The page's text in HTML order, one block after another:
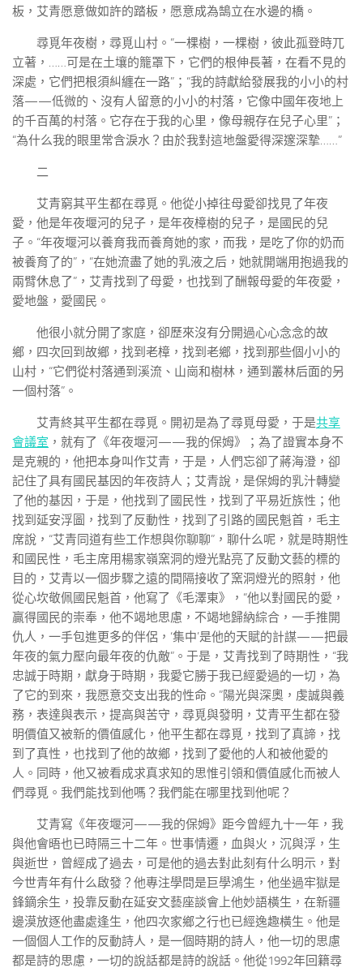
板，艾青愿意做如許的踏板，愿意成為鵠立在水邊的橋。
尋覓年夜樹，尋覓山村。“一棵樹，一棵樹，彼此孤登時兀
立著，……可是在土壤的籠罩下，它們的根伸長著，在看不見的
深處，它們把根須糾纏在一路”；“我的詩獻給發展我的小小的村
落——低微的、沒有人留意的小小的村落，它像中國年夜地上
的千百萬的村落。它存在于我的心里，像母親存在兒子心里”；
“為什么我的眼里常含淚水？由於我對這地盤愛得深邃深摯……”
二
艾青窮其平生都在尋覓。他從小掉往母愛卻找見了年夜
愛，他是年夜堰河的兒子，是年夜樟樹的兒子，是國民的兒
子。“年夜堰河以養育我而養育她的家，而我，是吃了你的奶而
被養育了的”，“在她流盡了她的乳液之后，她就開端用抱過我的
兩臂休息了”，艾青找到了母愛，也找到了酬報母愛的年夜愛，
愛地盤，愛國民。
他很小就分開了家庭，卻歷來沒有分開過心心念念的故
鄉，四次回到故鄉，找到老樟，找到老鄉，找到那些個小小的
山村，“它們從村落通到溪流、山崗和樹林，通到叢林后面的另
一個村落”。
艾青終其平生都在尋覓。開初是為了尋覓母愛，于是共享
會議室 ，就有了《年夜堰河——我的保姆》；為了證實本身不
是克親的，他把本身叫作艾青，于是，人們忘卻了蔣海澄，卻
記住了具有國民基因的年夜詩人；艾青說，是保姆的乳汁轉變
了他的基因，于是，他找到了國民性，找到了平易近族性；他
找到延安浮圖，找到了反動性，找到了引路的國民魁首，毛主
席說，“艾青同道有些工作想與你聊聊”，聊什么呢，就是時期性
和國民性，毛主席用楊家嶺窯洞的燈光點亮了反動文藝的標的
目的，艾青以一個步驟之遠的間隔接收了窯洞燈光的照射，他
從心坎敬佩國民魁首，他寫了《毛澤東》，“他以對國民的愛，
贏得國民的崇奉，他不竭地思慮，不竭地歸納綜合，一手推開
仇人，一手包進更多的伴侶，‘集中’是他的天賦的計謀——把最
年夜的氣力壓向最年夜的仇敵”。于是，艾青找到了時期性，“我
忠誠于時期，獻身于時期，我愛它勝于我已經愛過的一切，為
了它的到來，我愿意交支出我的性命。”陽光與深奧，虔誠與義
務，表達與表示，提高與苦守，尋覓與發明，艾青平生都在發
明價值又被新的價值感化，他平生都在尋覓，找到了真諦，找
到了真性，也找到了他的故鄉，找到了愛他的人和被他愛的
人。同時，他又被看成求真求知的思惟引領和價值感化而被人
們尋覓。我們能找到他嗎？我們能在哪里找到他呢？
艾青寫《年夜堰河——我的保姆》距今曾經九十一年，我
與他會晤也已時隔三十二年。世事情遷，血與火，沉與浮，生
與逝世，曾經成了過去，可是他的過去對此刻有什么明示，對
今世青年有什么啟發？他專注學問是巨學鴻生，他坐過牢獄是
鋒鏑余生，投靠反動在延安文藝座談會上他妙語橫生，在新疆
邊漠放逐他盡處逢生，他四次家鄉之行也已經逸趣橫生。他是
一個個人工作的反動詩人，是一個時期的詩人，他一切的思慮
都是詩的思慮，一切的說話都是詩的說話。他從1992年回籍尋